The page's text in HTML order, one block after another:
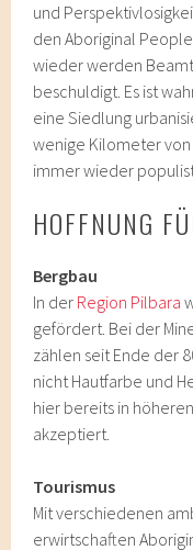
und
den Aboriginal
wieder werden
beschuldigt. Es ist
eine Siedlung
wenige Kilometer
immer wieder
HOFFNUNG
Bergbau
In der Region Pilbara
gefördert. Bei der
zählen seit Ende der
nicht Hautfarbe und
hier bereits in
akzeptiert.
Tourismus
Mit verschiedenen
erwirtschaften